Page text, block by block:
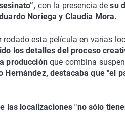
con la presencia de su
Noriega y Claudia Mora.
rodado esta película en varias
los detalles del proceso
producciónque combina
Hernández, destacaba que "el
las localizaciones "no sólo